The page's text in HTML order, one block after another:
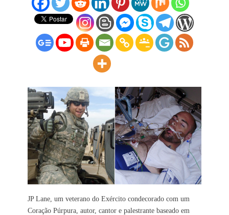
JP Lane, um veterano do Exército condecorado com um
Coração Púrpura, autor, cantor e palestrante baseado em